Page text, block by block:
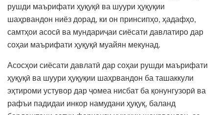
рушди маърифати ҳуқуқӣ ва шуури ҳуқуқии
шаҳрвандон ниёз дорад, ки он принсипҳо, ҳадафҳо,
самтҳои асосӣ ва мундариҷаи сиёсати давлатиро дар
соҳаи маърифати ҳуқуқӣ муайян мекунад.
Асосҳои сиёсати давлатӣ дар соҳаи рушди маърифати
ҳуқуқӣ ва шуури ҳуқуқии шаҳрвандон ба ташаккули
эҳтироми устувор дар ҷомеа нисбат ба қонунгузорӣ ва
рафъи падидаи инкор намудани ҳуқуқ, баланд